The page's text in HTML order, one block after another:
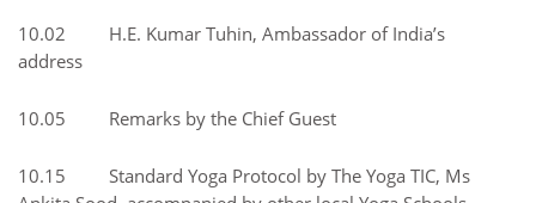
10.02 H.E. Kumar Tuhin, Ambassador of India’s
address
10.05 Remarks by the Chief Guest
10.15 Standard Yoga Protocol by The Yoga TIC, Ms